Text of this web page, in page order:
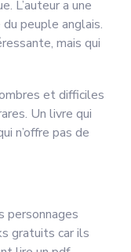
L’auteur a une
peuple anglais.
mais qui
et difficiles
Un livre qui
n’offre pas de
personnages
gratuits car ils